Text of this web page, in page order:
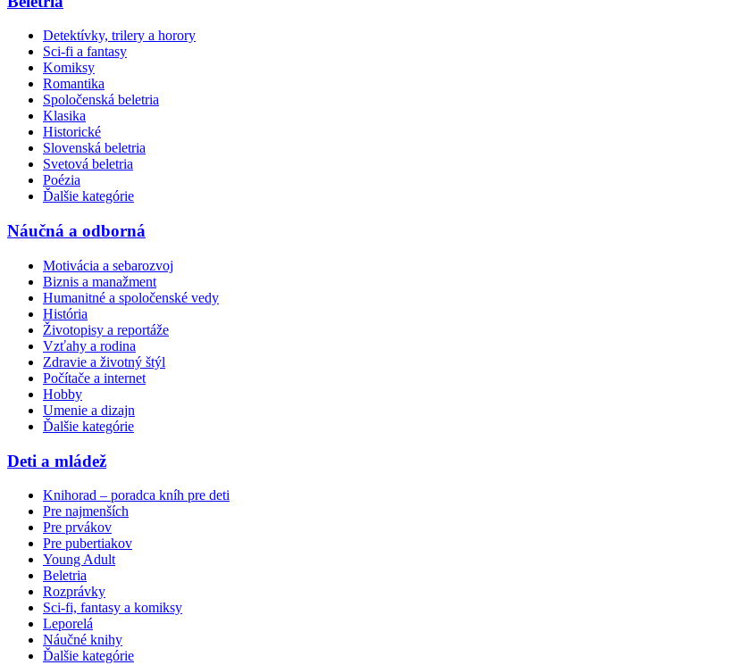
Detektívky, trilery a horory
Sci-fi a fantasy
Komiksy
Romantika
Spoločenská beletria
Klasika
Historické
Slovenská beletria
Svetová beletria
Poézia
Ďalšie kategórie
Náučná a odborná
Motivácia a sebarozvoj
Biznis a manažment
Humanitné a spoločenské vedy
História
Životopisy a reportáže
Vzťahy a rodina
Zdravie a životný štýl
Počítače a internet
Hobby
Umenie a dizajn
Ďalšie kategórie
Deti a mládež
Knihorad – poradca kníh pre deti
Pre najmenších
Pre prvákov
Pre pubertiakov
Young Adult
Beletria
Rozprávky
Sci-fi, fantasy a komiksy
Leporelá
Náučné knihy
Ďalšie kategórie